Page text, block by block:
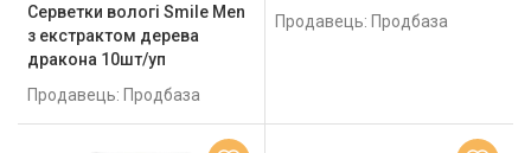
Серветки вологі Smile Men
з екстрактом дерева
дракона 10шт/уп
Продавець: Продбаза
Продавець: Продбаза